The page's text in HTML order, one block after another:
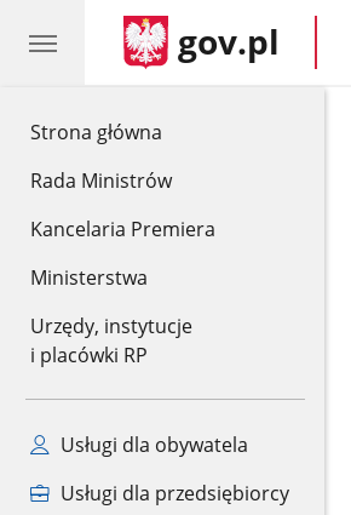
Strona główna
Rada Ministrów
Kancelaria Premiera
Ministerstwa
Urzędy, instytucje
i placówki RP
Usługi dla obywatela
Usługi dla przedsiębiorcy
gov.pl